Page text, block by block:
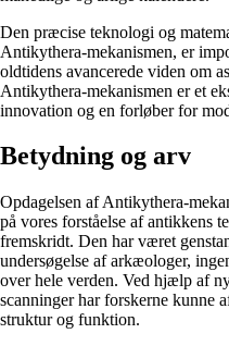
Den præcise teknologi og
Antikythera-mekanismen, er
oldtidens avancerede viden om
Antikythera-mekanismen er et
innovation og en forløber for
Betydning og arv
Opdagelsen af Antikythera-
på vores forståelse af antikkens
fremskridt. Den har været
undersøgelse af arkæologer,
over hele verden. Ved hjælp af
scanninger har forskerne kunne
struktur og funktion.